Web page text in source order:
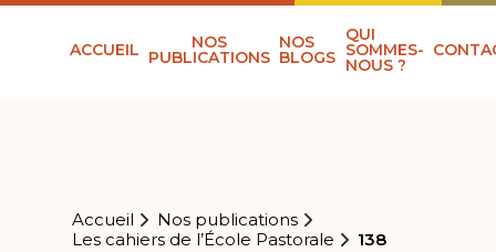
ACCUEIL NOS
PUBLICATIONS
NOS
BLOGS
QUI
SOMMES-
NOUS ?
Accueil
Nos publications
Les cahiers de l’École Pastorale
138